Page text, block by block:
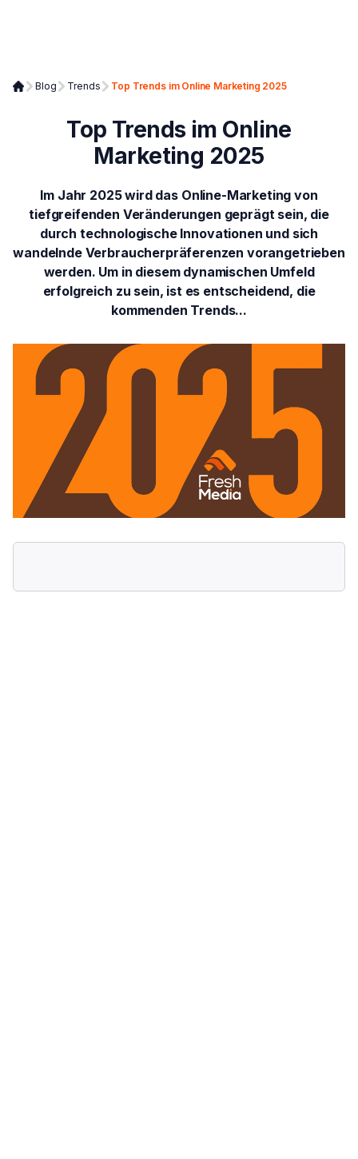
Blog Trends Top Trends im Online Marketing 2025
Top Trends im Online
Marketing 2025
Im Jahr 2025 wird das Online-Marketing von
tiefgreifenden Veränderungen geprägt sein, die
durch technologische Innovationen und sich
wandelnde Verbraucherpräferenzen vorangetrieben
werden. Um in diesem dynamischen Umfeld
erfolgreich zu sein, ist es entscheidend, die
kommenden Trends...